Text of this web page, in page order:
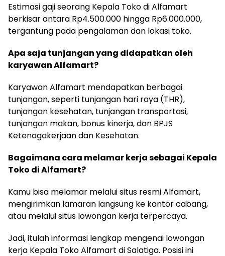
Estimasi gaji seorang Kepala Toko di Alfamart
berkisar antara Rp4.500.000 hingga Rp6.000.000,
tergantung pada pengalaman dan lokasi toko.
Apa saja tunjangan yang didapatkan oleh
karyawan Alfamart?
Karyawan Alfamart mendapatkan berbagai
tunjangan, seperti tunjangan hari raya (THR),
tunjangan kesehatan, tunjangan transportasi,
tunjangan makan, bonus kinerja, dan BPJS
Ketenagakerjaan dan Kesehatan.
Bagaimana cara melamar kerja sebagai Kepala
Toko di Alfamart?
Kamu bisa melamar melalui situs resmi Alfamart,
mengirimkan lamaran langsung ke kantor cabang,
atau melalui situs lowongan kerja terpercaya.
Jadi, itulah informasi lengkap mengenai lowongan
kerja Kepala Toko Alfamart di Salatiga. Posisi ini